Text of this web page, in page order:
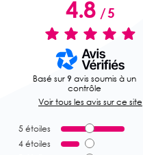
4.8/5
Basé sur 9 avis soumis à un
contrôle
Voir tous les avis sur ce site
5 étoiles
4 étoiles